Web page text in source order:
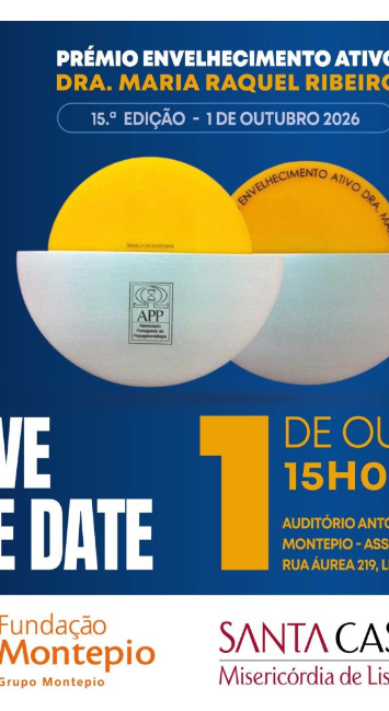
?img_index=1 https://
de Psicogerontologia
de Psicogerontologia-APP, Instituição
biopsicológicas e sociais inerentes ao
autonomia, participação e segurança das
e de uma sociedade mais inclusiva para
à idade e ao envelhecimento.